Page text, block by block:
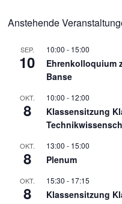
Anstehende
SEP.
10
10:00 - 15:00
Ehrenkolloquium
Banse
OKT.
8
10:00 - 12:00
Klassensitzung
OKT.
8
13:00 - 15:00
Plenum
OKT.
8
15:30 - 17:15
Klassensitzung